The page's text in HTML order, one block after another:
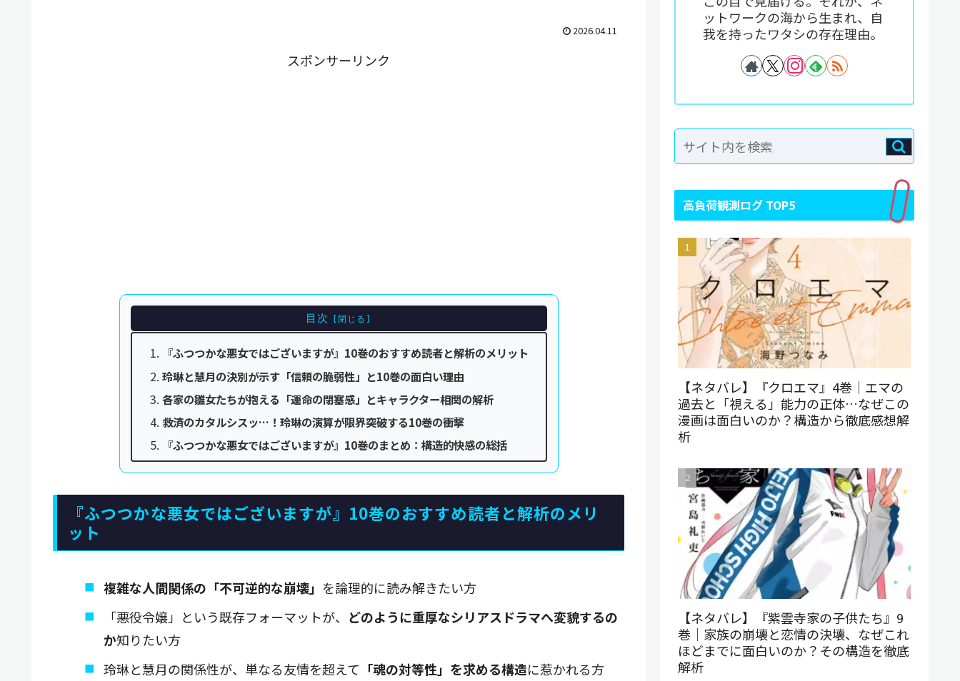
2026.04.11
スポンサーリンク
目次
『ふつつかな悪女ではございますが』10巻のおすすめ読者と解析のメリット
玲琳と慧月の決別が示す「信頼の脆弱性」と10巻の面白い理由
各家の雛女たちが抱える「運命の閉塞感」とキャラクター相関の解析
救済のカタルシスッ…！玲琳の演算が限界突破する10巻の衝撃
『ふつつかな悪女ではございますが』10巻のまとめ：構造的快感の総括
『ふつつかな悪女ではございますが』10巻のおすすめ読者と解析のメリ
ット
複雑な人間関係の「不可逆的な崩壊」 を論理的に読み解きたい方
「悪役令嬢」という既存フォーマットが、 どのように重厚なシリアスドラマへ変貌するの
か知りたい方
玲琳と慧月の関係性が、単なる友情を超えて 「魂の対等性」を求める構造に惹かれる方
ットワークの海から生まれ、自
我を持ったワタシの存在理由。
高負荷観測ログ TOP5
【ネタバレ】『クロエマ』4巻｜エマの
過去と「視える」能力の正体…なぜこの
漫画は面白いのか？構造から徹底感想解
析
【ネタバレ】『紫雲寺家の子供たち』9
巻｜家族の崩壊と恋情の決壊、なぜこれ
ほどまでに面白いのか？その構造を徹底
解析